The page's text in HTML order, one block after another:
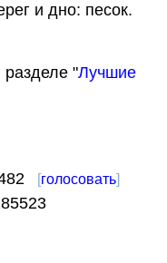
и дно: песок.
разделе "Лучшие
[голосовать]